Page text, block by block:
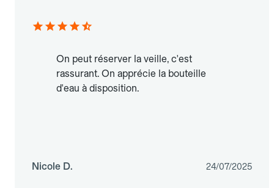
On peut réserver la veille, c'est
rassurant. On apprécie la bouteille
d'eau à disposition.
Nicole D. 24/07/2025